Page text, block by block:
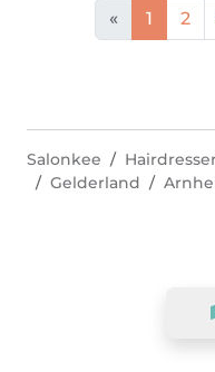
« 1 2
Salonkee
Gelderland